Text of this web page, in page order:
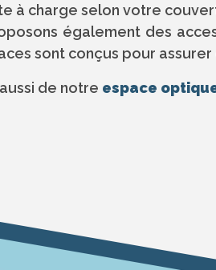
à charge selon votre
également des
sont conçus pour
de notre espace